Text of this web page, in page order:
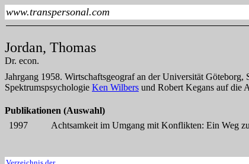
www.transpersonal.com
Jordan, Thomas
Dr. econ.
Jahrgang 1958. Wirtschaftsgeograf an der Universität
Spektrumspsychologie Ken Wilbers und Robert Kegans auf die
Publikationen (Auswahl)
1997
Achtsamkeit im Umgang mit Konflikten: Ein Weg